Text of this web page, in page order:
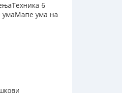
6
умаМапе ума на